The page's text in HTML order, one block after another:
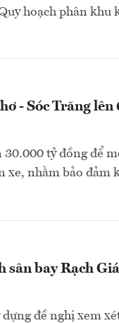
hoạch phân khu
- Sóc Trăng lên
tỷ đồng để
xe, nhằm bảo đảm
sân bay Rạch
đề nghị xem